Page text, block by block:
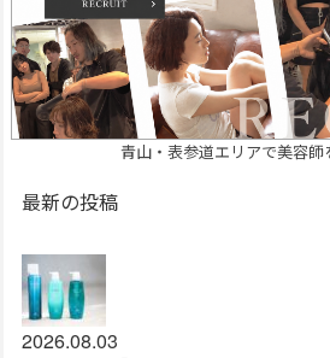
青山・表参道エリアで美容師
最新の投稿
2026.08.03